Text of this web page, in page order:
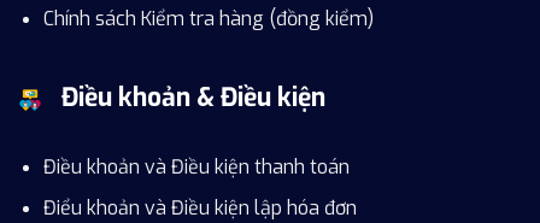
Chính sách Kiểm tra hàng (đồng kiểm)
Điều khoản & Điều kiện
Điều khoản và Điều kiện thanh toán
Điểu khoản và Điều kiện lập hóa đơn